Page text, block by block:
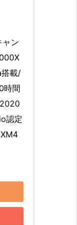
ャン
載/
時間
認定